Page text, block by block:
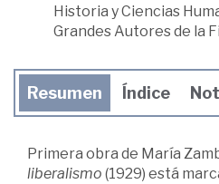
Historia y Ciencias
Grandes Autores de la
Resumen Índice
Primera obra de María
liberalismo (1929) está